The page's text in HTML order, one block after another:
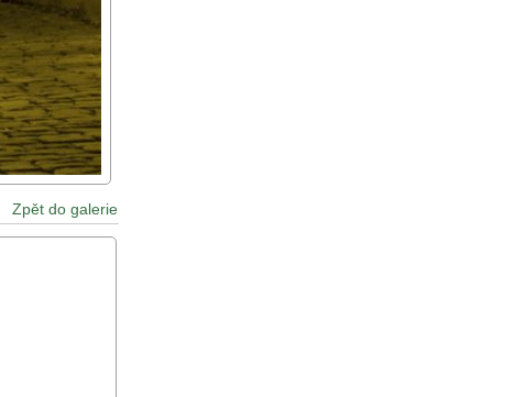
Zpět do galerie